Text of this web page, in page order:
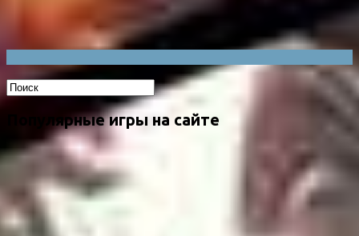
Популярные игры на сайте